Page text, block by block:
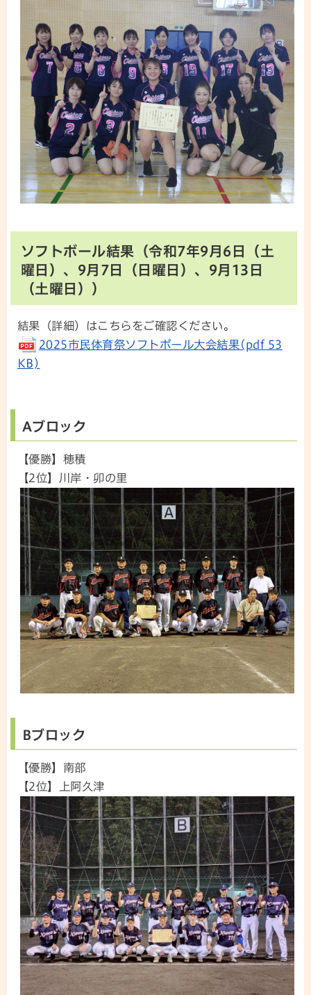
ソフトボール結果（令和7年9月6日（土
曜日）、9月7日（日曜日）、9月13日
（土曜日））
結果（詳細）はこちらをご確認ください。
2025市民体育祭ソフトボール大会結果(pdf 53
KB)
Aブロック
【優勝】穂積
【2位】川岸・卯の里
Bブロック
【優勝】南部
【2位】上阿久津